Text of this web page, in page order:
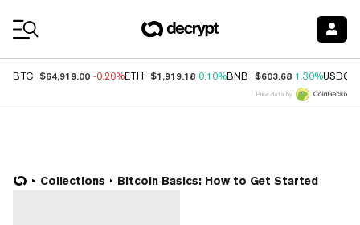
BTC $64,919.00 -0.20%ETH $1,919.18 0.10%BNB $603.68 1.30%USDC
Price data by
Collections Bitcoin Basics: How to Get Started